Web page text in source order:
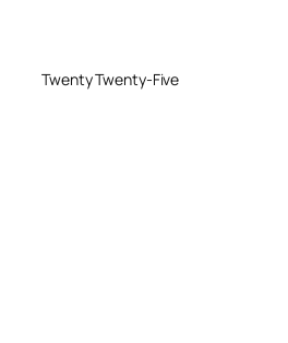
Twenty Twenty-Five